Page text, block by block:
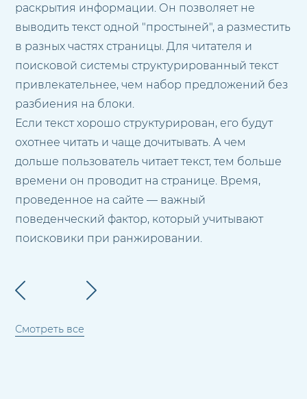
раскрытия информации. Он позволяет не
выводить текст одной "простыней", а разместить
в разных частях страницы. Для читателя и
поисковой системы структурированный текст
привлекательнее, чем набор предложений без
разбиения на блоки.
Если текст хорошо структурирован, его будут
охотнее читать и чаще дочитывать. А чем
дольше пользователь читает текст, тем больше
времени он проводит на странице. Время,
проведенное на сайте — важный
поведенческий фактор, который учитывают
поисковики при ранжировании.
Смотреть все